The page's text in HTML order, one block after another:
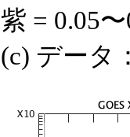
紫 = 0.05
(c) データ：